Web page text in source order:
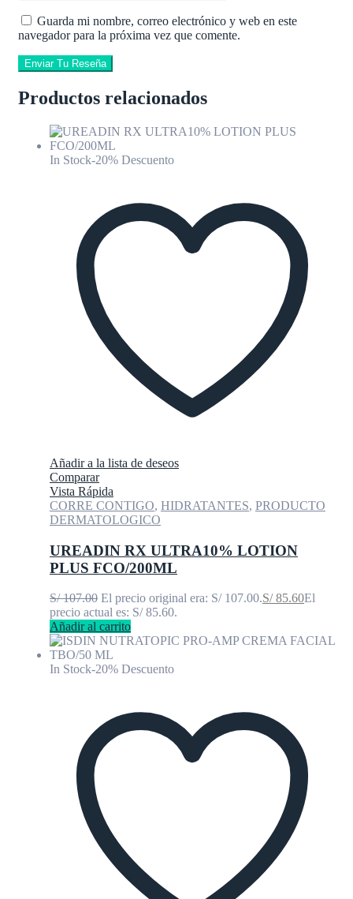
Guarda mi nombre, correo electrónico y web en este
navegador para la próxima vez que comente.
Enviar Tu Reseña
Productos relacionados
In Stock-20% Descuento
Añadir a la lista de deseos
Comparar
Vista Rápida
CORRE CONTIGO, HIDRATANTES, PRODUCTO
DERMATOLOGICO
UREADIN RX ULTRA10% LOTION
PLUS FCO/200ML
S/107.00 El precio original era: S/ 107.00.S/85.60El
precio actual es: S/ 85.60.
Añadir al carrito
In Stock-20% Descuento